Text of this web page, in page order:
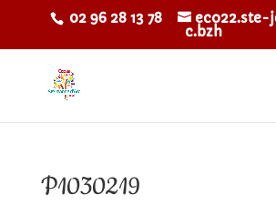
02 96 28 13 78 eco22.ste-
c.bzh
P1030219